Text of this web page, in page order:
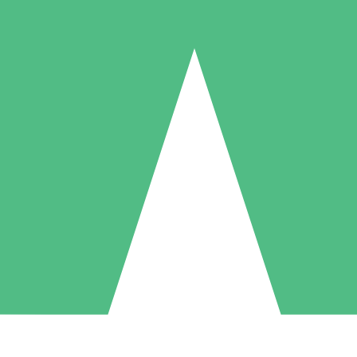
Packs de Crédits Individuels
à l'utilisation avec des crédits de téléchargement. Sans engagement
5 Téléchargements
US$